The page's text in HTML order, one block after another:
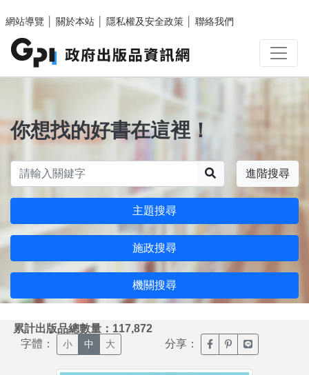
網站導覽
關於本站 隱私權及安全政策 聯絡我們
你想找的好書在這裡！
進階搜尋
主題搜尋
施政搜尋
機關搜尋
累計出版品總數量：117,872
字體： 小 中 大 分享： 臉書分享(另開新視窗)
噗浪分享(另開新
Line分享(另